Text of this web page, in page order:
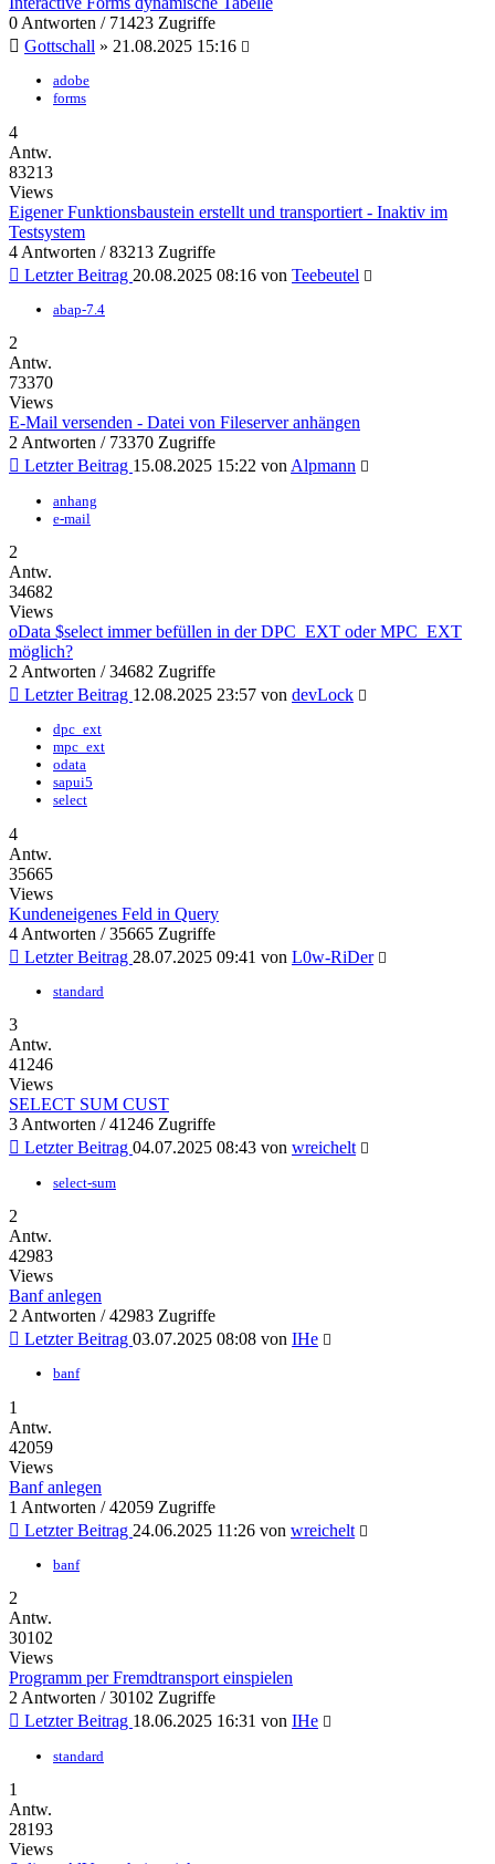
0 Antworten / 71423 Zugriffe
Gottschall » 21.08.2025 15:16
adobe
forms
4
Antw.
83213
Views
Eigener Funktionsbaustein erstellt und transportiert - Inaktiv im
Testsystem
4 Antworten / 83213 Zugriffe
Letzter Beitrag 20.08.2025 08:16 von Teebeutel
abap-7.4
2
Antw.
73370
Views
E-Mail versenden - Datei von Fileserver anhängen
2 Antworten / 73370 Zugriffe
Letzter Beitrag 15.08.2025 15:22 von Alpmann
anhang
e-mail
2
Antw.
34682
Views
oData $select immer befüllen in der DPC_EXT oder MPC_EXT
möglich?
2 Antworten / 34682 Zugriffe
Letzter Beitrag 12.08.2025 23:57 von devLock
dpc_ext
mpc_ext
odata
sapui5
select
4
Antw.
35665
Views
Kundeneigenes Feld in Query
4 Antworten / 35665 Zugriffe
Letzter Beitrag 28.07.2025 09:41 von L0w-RiDer
standard
3
Antw.
41246
Views
SELECT SUM CUST
3 Antworten / 41246 Zugriffe
Letzter Beitrag 04.07.2025 08:43 von wreichelt
select-sum
2
Antw.
42983
Views
Banf anlegen
2 Antworten / 42983 Zugriffe
Letzter Beitrag 03.07.2025 08:08 von IHe
banf
1
Antw.
42059
Views
Banf anlegen
1 Antworten / 42059 Zugriffe
Letzter Beitrag 24.06.2025 11:26 von wreichelt
banf
2
Antw.
30102
Views
Programm per Fremdtransport einspielen
2 Antworten / 30102 Zugriffe
Letzter Beitrag 18.06.2025 16:31 von IHe
standard
1
Antw.
28193
Views